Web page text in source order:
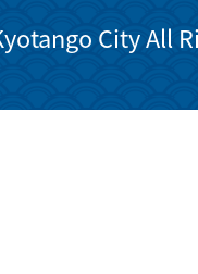
City All